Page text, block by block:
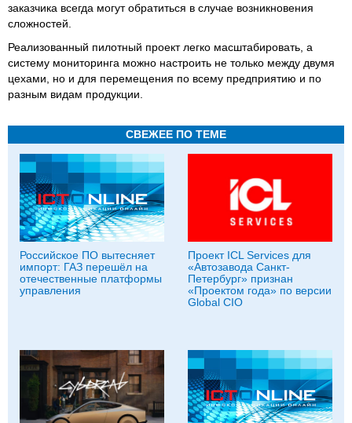
заказчика всегда могут обратиться в случае возникновения
сложностей.
Реализованный пилотный проект легко масштабировать, а
систему мониторинга можно настроить не только между двумя
цехами, но и для перемещения по всему предприятию и по
разным видам продукции.
СВЕЖЕЕ ПО ТЕМЕ
Российское ПО вытесняет
импорт: ГАЗ перешёл на
отечественные платформы
управления
Проект ICL Services для
«Автозавода Санкт-
Петербург» признан
«Проектом года» по версии
Global CIO